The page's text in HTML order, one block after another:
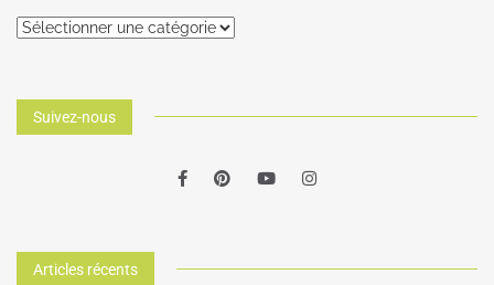
Suivez-nous
Articles récents